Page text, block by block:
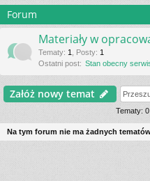
_L
IN
K
Forum
Materiały w
Tematy: 1 Posty: 1
Ostatni post: Stan obecny
Załóż nowy temat
Tematy:
Na tym forum nie ma żadnych